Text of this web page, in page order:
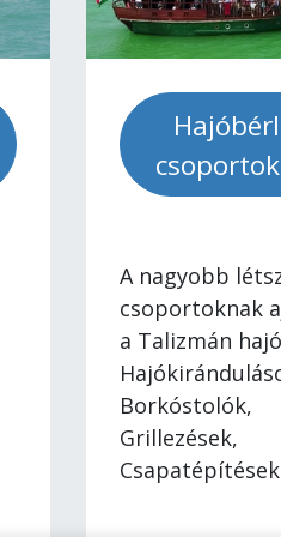
A nagyobb
csoportoknak
a Talizmán
Borkóstolók,
Grillezések,